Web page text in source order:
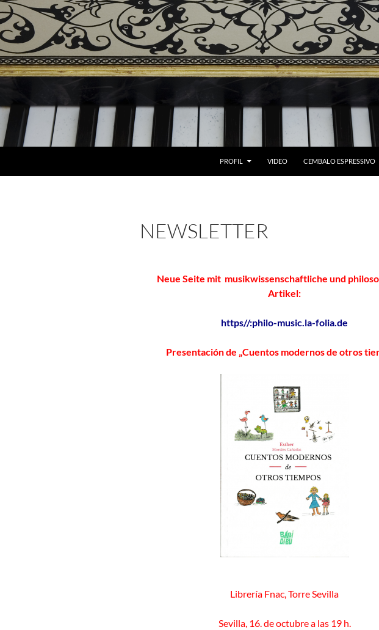
PROFIL
VIDEO CEMBALO ESPRESSIVO
NEWSLETTER
Neue Seite mit musikwissenschaftliche und
Artikel:
https//:philo-music.la-folia.de
Presentación de „Cuentos modernos de otros
Librería Fnac, Torre Sevilla
Sevilla, 16. de octubre a las 19 h.